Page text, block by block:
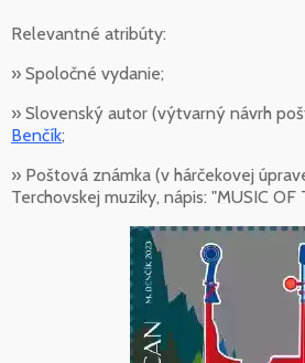
Relevantné atribúty:
» Spoločné vydanie;
» Slovenský autor (výtvarný návrh
Benčík;
» Poštová známka (v hárčekovej
Terchovskej muziky, nápis: "MUSIC OF